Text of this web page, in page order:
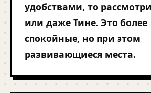
удобствами, то
или даже Тине. Это более
спокойные, но при этом
развивающиеся места.